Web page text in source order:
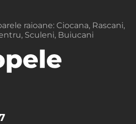
raioane: Ciocana, Rascani,
Sculeni, Buiucani